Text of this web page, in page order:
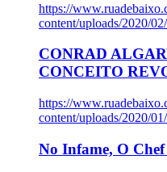
https://
content/uploads/2020/
CONRAD
CONCEITO
https://
content/uploads/2020/
No Infame, O